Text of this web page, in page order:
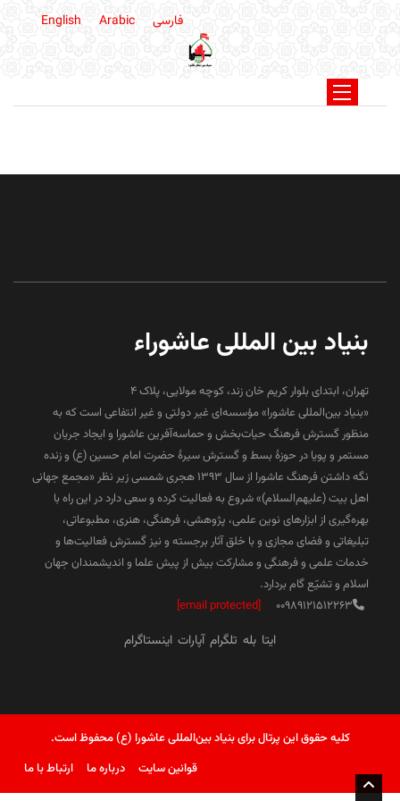
فارسی English Arabic
بنیاد بین المللی عاشوراء
تهران، ابتدای بلوار کریم خان زند، کوچه مولایی، پلاک 4
«بنیاد بین‌المللی عاشورا» مؤسسه‌ای غیر دولتی و غیر انتفاعی است که به
منظور گسترش فرهنگ حیات‌بخش و حماسه‌آفرین عاشورا و ایجاد جریان
مستمر و پویا در حوزۀ بسط و گسترش سیرۀ حضرت امام حسین (ع) و زنده
نگه داشتن فرهنگ عاشورا از سال ۱۳۹۳ هجری شمسی زیر نظر «مجمع جهانی
اهل بیت (علیهم‌السلام)» شروع به فعالیت کرده و سعی دارد در این راه با
بهره‌گیری از ابزارهای نوین علمی، پژوهشی، فرهنگی، هنری، مطبوعاتی،
تبلیغاتی و فضای مجازی و با خلق آثار برجسته و نیز گسترش فعالیت‌ها و
خدمات علمی و فرهنگی و مشارکت بیش از پیش علما و اندیشمندان جهان
اسلام و تشیّع گام بردارد.
00989121512263
[email protected]
ایتا بله تلگرام آپارات اینستاگرام
کلیه حقوق این پرتال برای بنیاد بین‌المللی عاشورا (ع) محفوظ است.
قوانین سایت
درباره ما ارتباط با ما